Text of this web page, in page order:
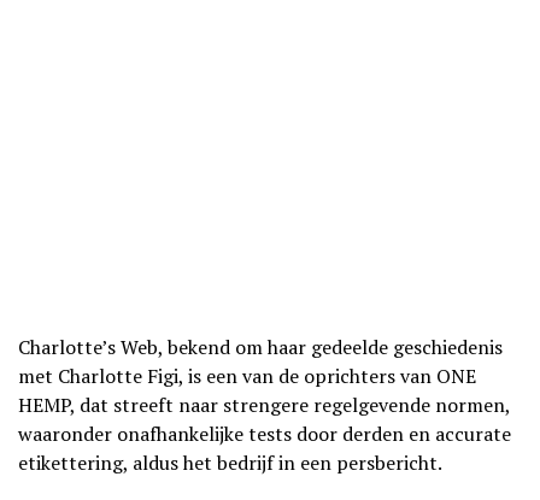
Charlotte’s Web, bekend om haar gedeelde geschiedenis
met Charlotte Figi, is een van de oprichters van ONE
HEMP, dat streeft naar strengere regelgevende normen,
waaronder onafhankelijke tests door derden en accurate
etikettering, aldus het bedrijf in een persbericht.